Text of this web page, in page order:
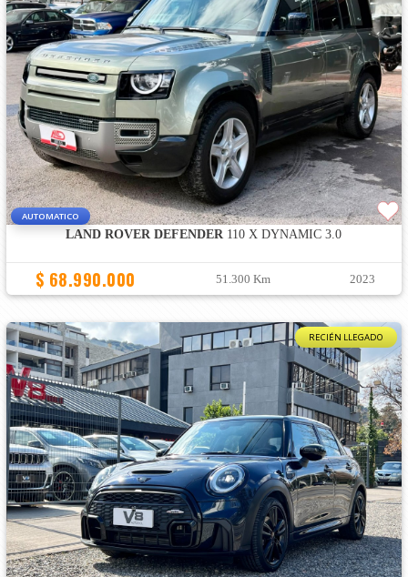
AUTOMATICO
LAND ROVER DEFENDER110 X DYNAMIC 3.0
$ 68.990.000 51.300 Km 2023
RECIÉN LLEGADO